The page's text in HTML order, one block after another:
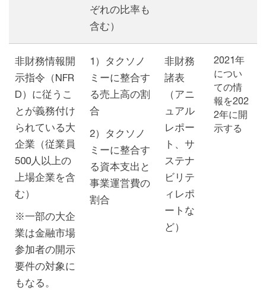
ぞれの比率も
含む）
非財務情報開
示指令（NFR
D）に従うこ
とが義務付け
られている大
企業（従業員
500人以上の
上場企業を含
む）
※一部の大企
業は金融市場
参加者の開示
要件の対象に
もなる。
1）タクソノ
ミーに整合す
る売上高の割
合
2）タクソノ
ミーに整合す
る資本支出と
事業運営費の
割合
非財務
諸表
（アニ
ュアル
レポー
ト、サ
ステナ
ビリテ
ィレポ
ートな
ど）
2021年
につい
ての情
報を202
2年に開
示する